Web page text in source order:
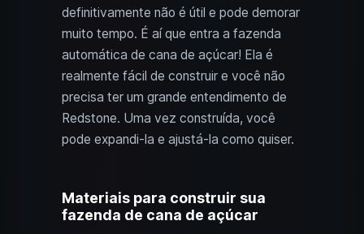
definitivamente não é útil e pode demorar
muito tempo. É aí que entra a fazenda
automática de cana de açúcar! Ela é
realmente fácil de construir e você não
precisa ter um grande entendimento de
Redstone. Uma vez construída, você
pode expandi-la e ajustá-la como quiser.
Materiais para construir sua
fazenda de cana de açúcar